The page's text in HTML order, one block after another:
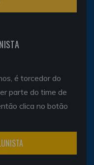
é torcedor do
parte do time de
clica no botão